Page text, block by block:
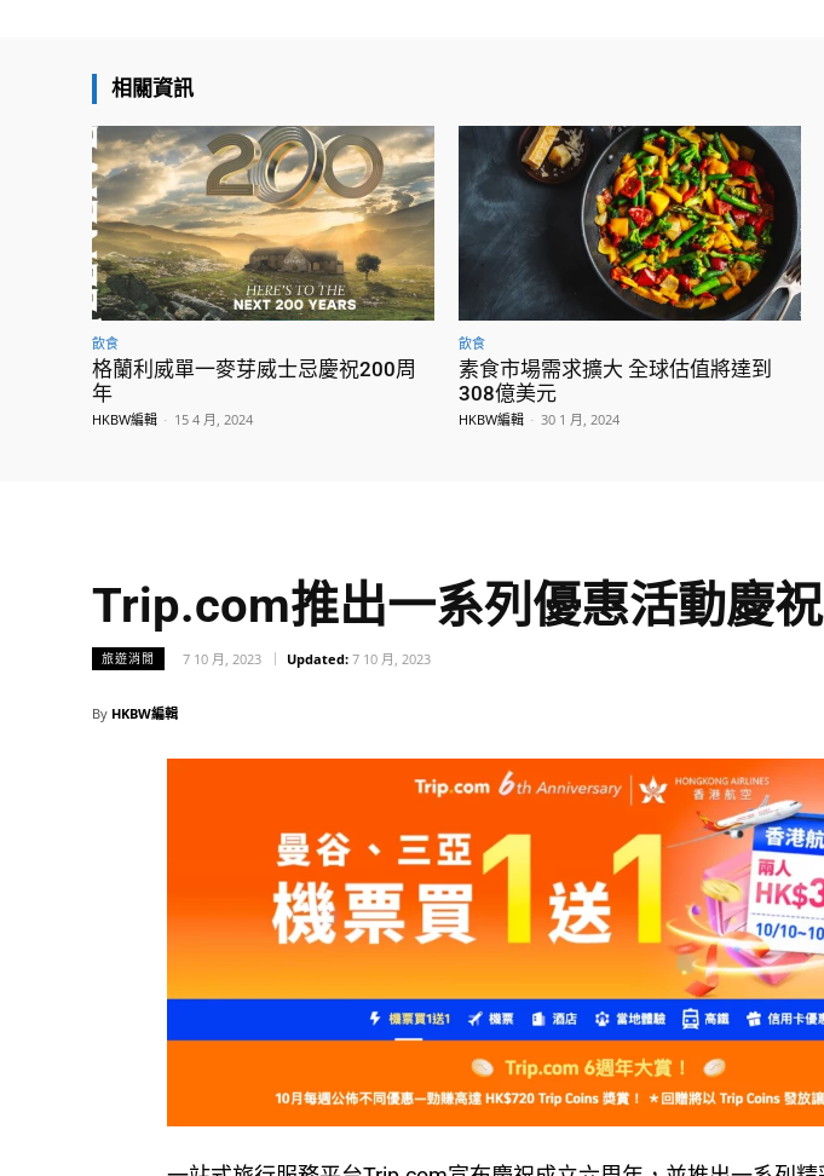
相關資訊
飲食
格蘭利威單一麥芽威士忌慶祝200周
年
HKBW編輯 - 15 4 月, 2024
飲食
素食市場需求擴大 全球估值將達到
308億美元
HKBW編輯 - 30 1 月, 2024